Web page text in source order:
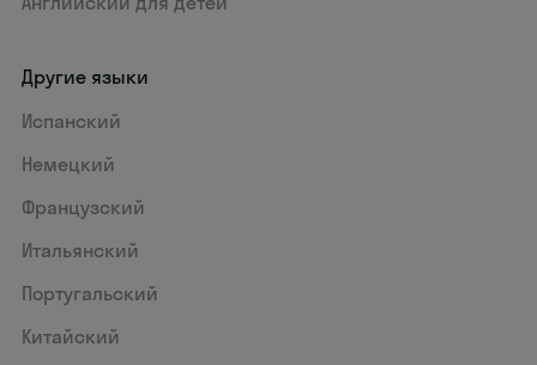
Другие языки
Испанский
Немецкий
Французский
Итальянский
Португальский
Китайский